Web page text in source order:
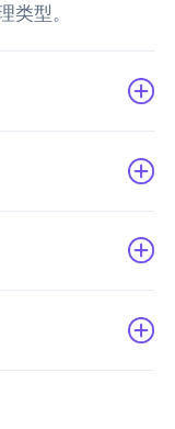
型。